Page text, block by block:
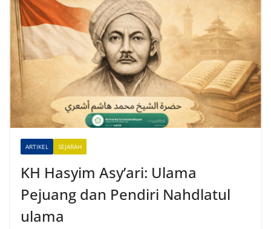
t
v
ARTIKEL SEJARAH
KH Hasyim Asy’ari: Ulama
Pejuang dan Pendiri Nahdlatul
ulama